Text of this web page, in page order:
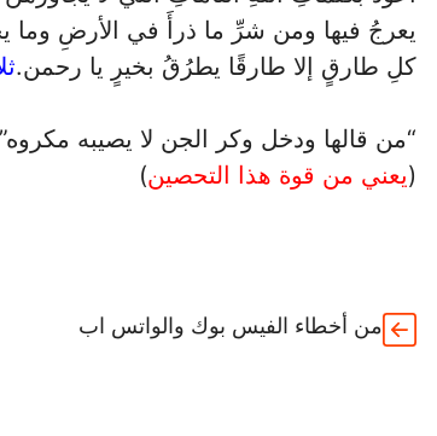
يعرجُ فيها ومن شرِّ ما ذرأَ في الأرضِ وما
كلِ طارقٍ إلا طارقًا يطرُقُ بخيرٍ يا رحمن.
“من قالها ودخل وكر الجن لا يصيبه
(يعني من قوة هذا التحصين)
من أخطاء الفيس بوك والواتس اب